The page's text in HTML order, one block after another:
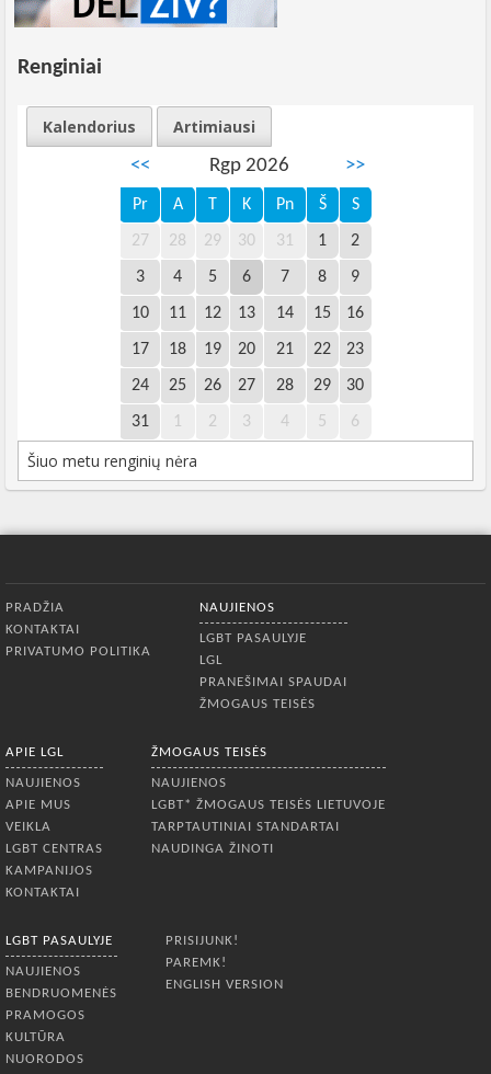
Renginiai
Kalendorius
Artimiausi
<<
Rgp 2026 >>
Pr A T K Pn Š S
27 28 29 30 31 1 2
3 4 5 6 7 8 9
10 11 12 13 14 15 16
17 18 19 20 21 22 23
24 25 26 27 28 29 30
31 1 2 3 4 5 6
Šiuo metu renginių nėra
PRADŽIA
KONTAKTAI
PRIVATUMO POLITIKA
NAUJIENOS
LGBT PASAULYJE
LGL
PRANEŠIMAI SPAUDAI
ŽMOGAUS TEISĖS
APIE LGL
NAUJIENOS
APIE MUS
VEIKLA
LGBT CENTRAS
KAMPANIJOS
KONTAKTAI
ŽMOGAUS TEISĖS
NAUJIENOS
LGBT* ŽMOGAUS TEISĖS LIETUVOJE
TARPTAUTINIAI STANDARTAI
NAUDINGA ŽINOTI
LGBT PASAULYJE
NAUJIENOS
BENDRUOMENĖS
PRAMOGOS
KULTŪRA
NUORODOS
PRISIJUNK!
PAREMK!
ENGLISH VERSION